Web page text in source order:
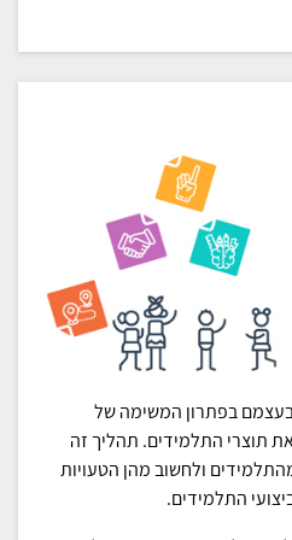
בעצמם בפתרון המשימה של
תוצרי התלמידים. תהליך זה
ולחשוב מהן הטעויות
התלמידים.